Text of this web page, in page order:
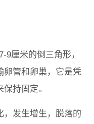
9厘米的倒三角形，
卵管和卵巢，它是凭
持固定。
，发生增生，脱落的